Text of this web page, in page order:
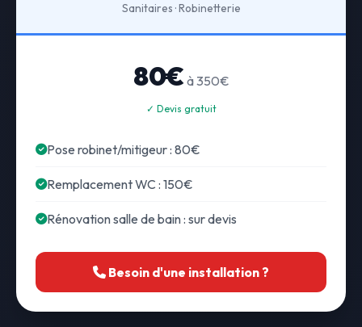
Sanitaires · Robinetterie
80€ à 350€
✓ Devis gratuit
Pose robinet/mitigeur : 80€
Remplacement WC : 150€
Rénovation salle de bain : sur devis
Besoin d'une installation ?